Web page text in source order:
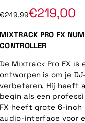
€249,99€219,00
MIXTRACK PRO FX
CONTROLLER
De Mixtrack Pro FX is
ontworpen is om je
verbeteren. Hij heeft
begin als een
FX heeft grote 6-
audio-interface voor